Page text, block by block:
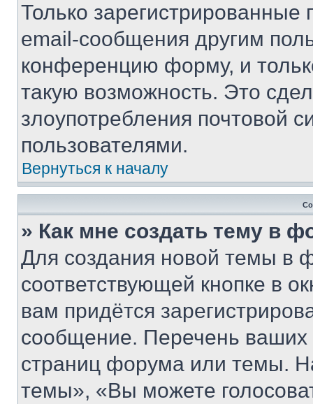
Только зарегистрированные
email-сообщения другим
конференцию форму, и
такую возможность. Это
злоупотребления почтовой
пользователями.
Вернуться к началу
» Как мне создать тему в
Для создания новой темы в
соответствующей кнопке в
вам придётся
сообщение. Перечень ваших
страниц форума или темы.
темы», «Вы можете